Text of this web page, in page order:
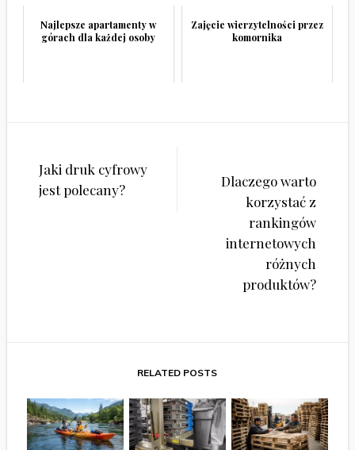
Najlepsze apartamenty w
górach dla każdej osoby
Zajęcie wierzytelności przez
komornika
Nawigacja
wpisu
Jaki druk cyfrowy
jest polecany?
Dlaczego warto
korzystać z
rankingów
internetowych
różnych
produktów?
RELATED POSTS